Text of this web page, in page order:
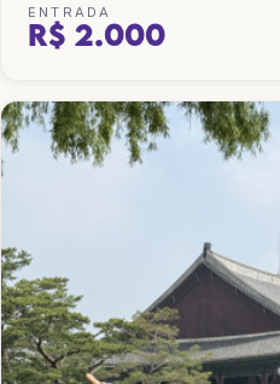
ENTRADA
R$ 2.000